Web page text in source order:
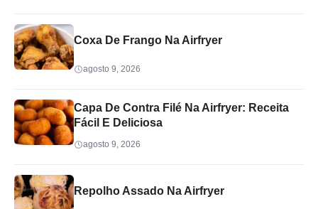
Coxa De Frango Na Airfryer
agosto 9, 2026
Capa De Contra Filé Na Airfryer: Receita
Fácil E Deliciosa
agosto 9, 2026
Repolho Assado Na Airfryer